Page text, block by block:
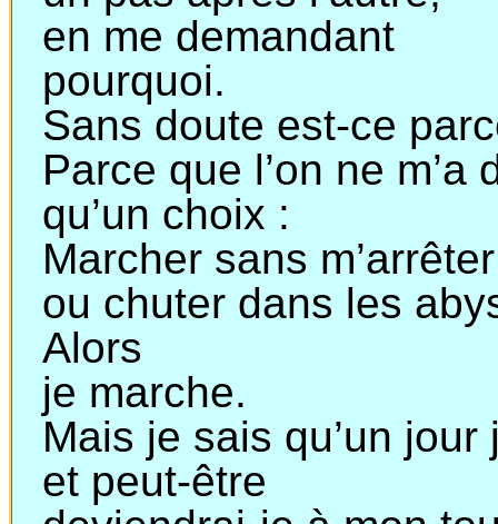
en me demandant
pourquoi.
Sans doute est-ce
Parce que l’on ne m’a
qu’un choix :
Marcher sans
ou chuter dans les
Alors
je marche.
Mais je sais qu’un jour
et peut-être